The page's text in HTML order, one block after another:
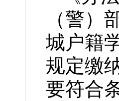
（警）
城户籍
规定缴
要符合